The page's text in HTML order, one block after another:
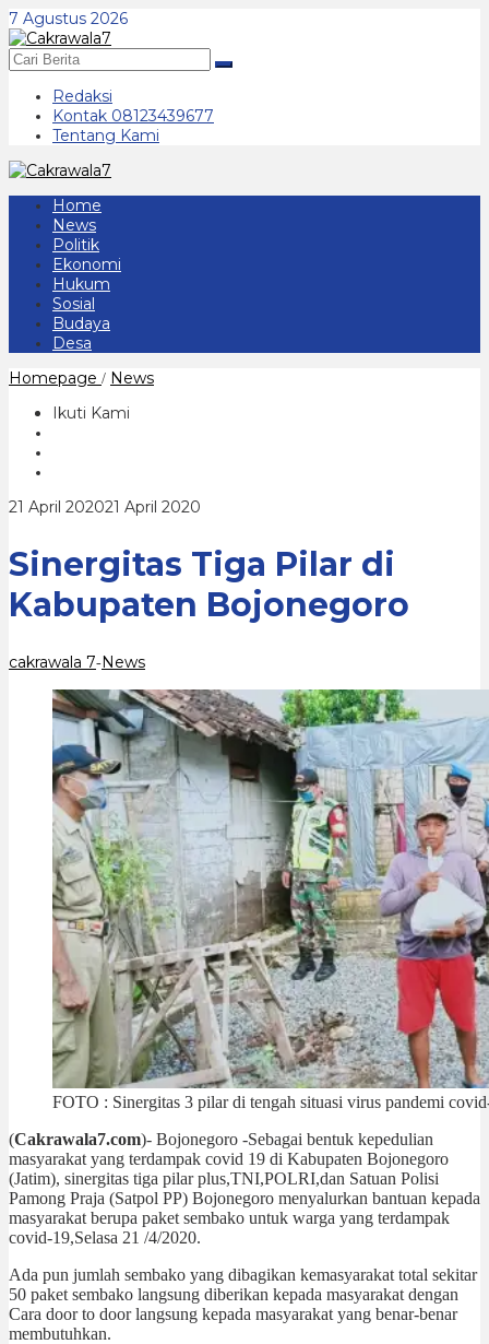
Lewati
ke
konten
7 Agustus 2026
Redaksi
Kontak 08123439677
Tentang Kami
Home
News
Politik
Ekonomi
Hukum
Sosial
Budaya
Desa
Homepage / NewsSinergitas
Ikuti Kami
21 April 202021 April 2020
Sinergitas Tiga Pilar di
Kabupaten Bojonegoro
cakrawala 7-News
FOTO : Sinergitas 3 pilar di tengah situasi virus pandemi
(Cakrawala7.com)- Bojonegoro -Sebagai bentuk kepedulian
masyarakat yang terdampak covid 19 di Kabupaten Bojonegoro
(Jatim), sinergitas tiga pilar plus,TNI,POLRI,dan Satuan Polisi
Pamong Praja (Satpol PP) Bojonegoro menyalurkan bantuan kepada
masyarakat berupa paket sembako untuk warga yang terdampak
covid-19,Selasa 21 /4/2020.
Ada pun jumlah sembako yang dibagikan kemasyarakat total sekitar
50 paket sembako langsung diberikan kepada masyarakat dengan
Cara door to door langsung kepada masyarakat yang benar-benar
membutuhkan.